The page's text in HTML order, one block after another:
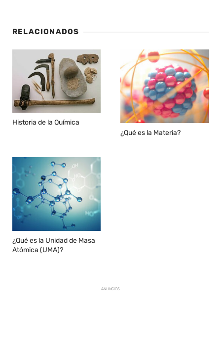
RELACIONADOS
Historia de la Química
¿Qué es la Materia?
¿Qué es la Unidad de Masa
Atómica (UMA)?
ANUNCIOS